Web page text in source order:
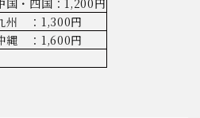
国・四国：1,200円
州 ：1,300円
縄 ：1,600円